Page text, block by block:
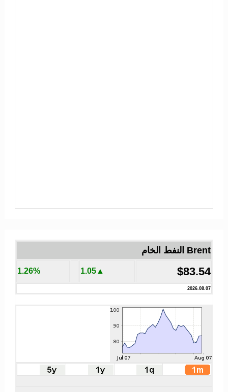
Brent النفط الخام
$83.54
▲1.05
1.26%
2026.08.07